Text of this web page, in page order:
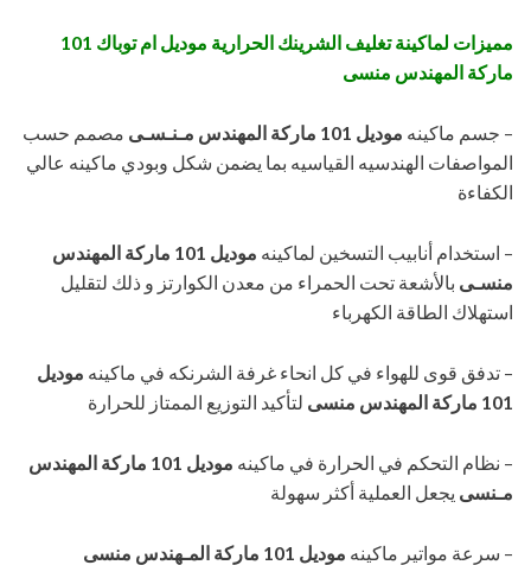
مميزات لماكينة تغليف الشرينك الحرارية موديل ام توباك 101
ماركة المهندس منسى
– جسم ماكينه موديل 101 ماركة المهندس مـنـسـى
مصمم حسب
المواصفات الهندسيه القياسيه بما يضمن شكل وبودي ماكينه عالي
الكفاءة
– استخدام أنابيب التسخين لماكينه
موديل 101 ماركة المهندس
منسـى بالأشعة تحت الحمراء من معدن الكوارتز و ذلك لتقليل
استهلاك الطاقة الكهرباء
– تدفق قوى للهواء في كل انحاء غرفة الشرنكه في ماكينه موديل
101 ماركة المهندس منسى
لتأكيد التوزيع الممتاز للحرارة
– نظام التحكم في الحرارة في ماكينه
موديل 101 ماركة المهندس
مـنسى يجعل العملية أكثر سهولة
– سرعة مواتير ماكينه موديل 101 ماركة المـهندس منسى